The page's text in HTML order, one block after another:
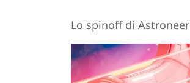
Lo spinoff di